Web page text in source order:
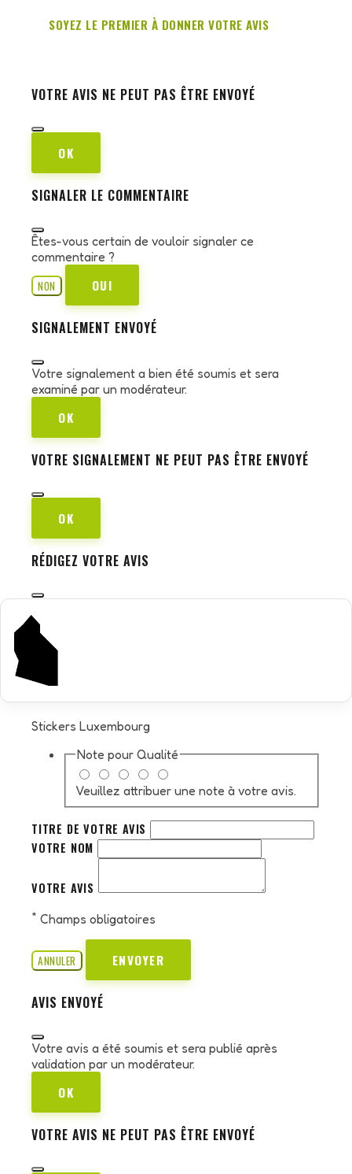
SOYEZ LE PREMIER À DONNER VOTRE AVIS
VOTRE AVIS NE PEUT PAS ÊTRE ENVOYÉ
OK
SIGNALER LE COMMENTAIRE
Êtes-vous certain de vouloir signaler ce
commentaire ?
NON
OUI
SIGNALEMENT ENVOYÉ
Votre signalement a bien été soumis et sera
examiné par un modérateur.
OK
VOTRE SIGNALEMENT NE PEUT PAS ÊTRE ENVOYÉ
OK
RÉDIGEZ VOTRE AVIS
Stickers Luxembourg
Note pour Qualité
Veuillez attribuer une note à votre avis.
TITRE DE VOTRE AVIS
VOTRE NOM
VOTRE AVIS
* Champs obligatoires
ANNULER ENVOYER
AVIS ENVOYÉ
Votre avis a été soumis et sera publié après
validation par un modérateur.
OK
VOTRE AVIS NE PEUT PAS ÊTRE ENVOYÉ